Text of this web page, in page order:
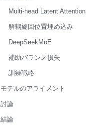
Multi-head Latent Attention
解耦旋回位置埋め込み
DeepSeekMoE
補助バランス損失
訓練戦略
モデルのアライメント
討論
結論